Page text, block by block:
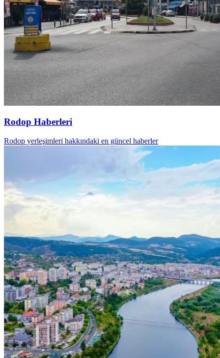
Rodop Haberleri
Rodop yerleşimleri hakkındaki en güncel haberler